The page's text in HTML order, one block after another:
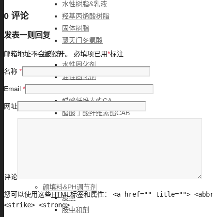
水性树脂&乳液
羟基丙烯酸树脂
固体树脂
聚天门冬氨酸
固化剂
水性固化剂
油性固化剂
醋酸纤维素酯CA
醋酸丁酸纤维素酯CAB
颜填料&PH调节剂
炭黑
胺中和剂
0 评论
发表一则回复
邮箱地址不会被公开。 必填项已用*标注
名称 *
Email *
网址
评论
您可以使用这些HTML标签和属性： <a href="" title=""> <abbr
<strike> <strong>